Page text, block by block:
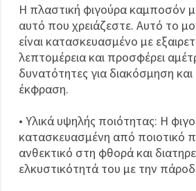
Η πλαστική φιγούρα καμποσόν
αυτό που χρειάζεστε. Αυτό το
είναι κατασκευασμένο με
λεπτομέρεια και προσφέρει
δυνατότητες για διακόσμηση και
έκφραση.
• Υλικά υψηλής ποιότητας: Η
κατασκευασμένη από ποιοτικό
ανθεκτικό στη φθορά και
ελκυστικότητά του με την